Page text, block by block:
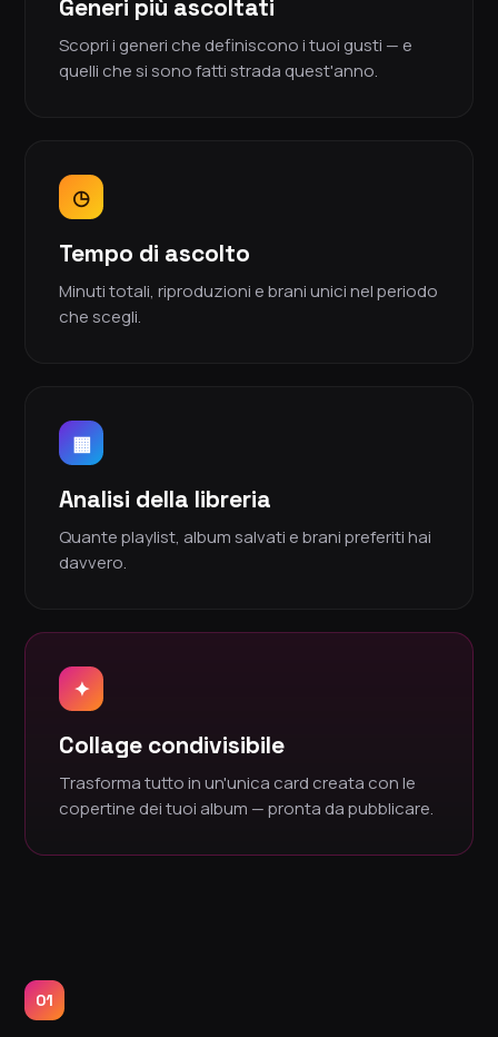
Generi più ascoltati
Scopri i generi che definiscono i tuoi gusti — e
quelli che si sono fatti strada quest'anno.
◷
Tempo di ascolto
Minuti totali, riproduzioni e brani unici nel periodo
che scegli.
▦
Analisi della libreria
Quante playlist, album salvati e brani preferiti hai
davvero.
✦
Collage condivisibile
Trasforma tutto in un'unica card creata con le
copertine dei tuoi album — pronta da pubblicare.
01